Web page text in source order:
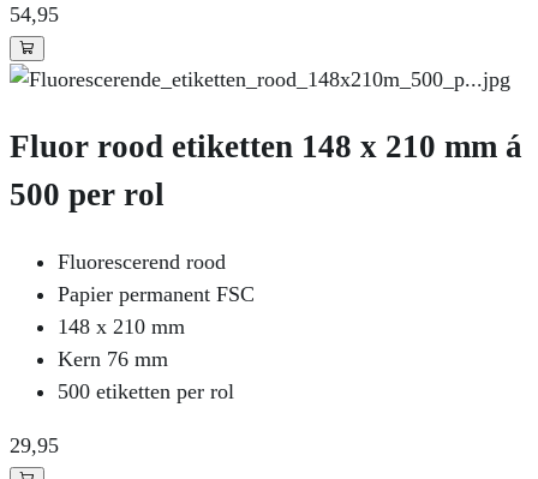
54,95
Fluor rood etiketten 148 x 210 mm á
500 per rol
Fluorescerend rood
Papier permanent FSC
148 x 210 mm
Kern 76 mm
500 etiketten per rol
29,95